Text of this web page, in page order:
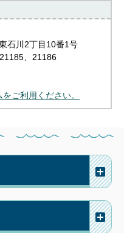
石川2丁目10番1号
、21186
ご利用ください。